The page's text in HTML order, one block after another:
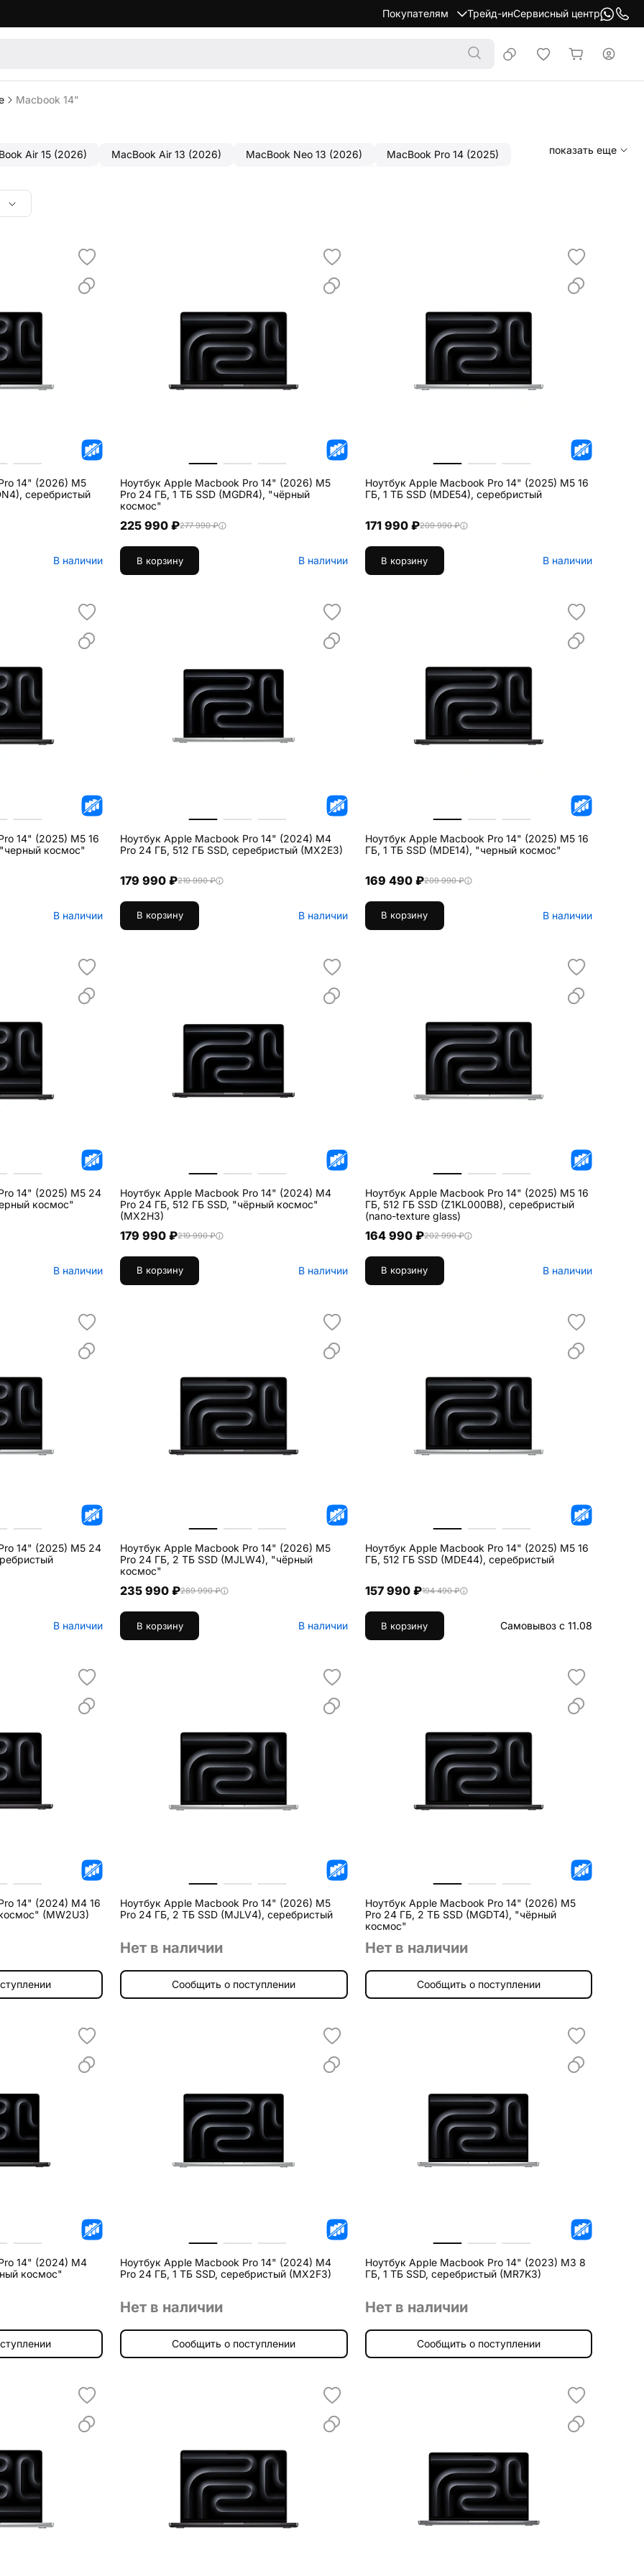
Покупателям Трейд-инСервисный центр
Macbook 14”
Air 15 (2026) MacBook Air 13 (2026) MacBook Neo 13 (2026)
MacBook Pro 14 (2025)
Air 15 (2023)
показать еще
14" (2026) M5
серебристый
В наличии
Ноутбук Apple Macbook Pro 14" (2026) M5
Pro 24 ГБ, 1 ТБ SSD (MGDR4), "чёрный
космос"
225 990 ₽277 990 ₽
В корзину В наличии
Ноутбук Apple Macbook Pro 14" (2025) M5 16
ГБ, 1 ТБ SSD (MDE54), серебристый
171 990 ₽209 990 ₽
В корзину В наличии
14" (2025) M5 16
космос"
В наличии
Ноутбук Apple Macbook Pro 14" (2024) M4
Pro 24 ГБ, 512 ГБ SSD, серебристый (MX2E3)
179 990 ₽219 990 ₽
В корзину В наличии
Ноутбук Apple Macbook Pro 14" (2025) M5 16
ГБ, 1 ТБ SSD (MDE14), "черный космос"
169 490 ₽209 990 ₽
В корзину В наличии
14" (2025) M5 24
космос"
В наличии
Ноутбук Apple Macbook Pro 14" (2024) M4
Pro 24 ГБ, 512 ГБ SSD, "чёрный космос"
(MX2H3)
179 990 ₽219 990 ₽
В корзину В наличии
Ноутбук Apple Macbook Pro 14" (2025) M5 16
ГБ, 512 ГБ SSD (Z1KL000B8), серебристый
(nano-texture glass)
164 990 ₽202 990 ₽
В корзину В наличии
14" (2025) M5 24
В наличии
Ноутбук Apple Macbook Pro 14" (2026) M5
Pro 24 ГБ, 2 ТБ SSD (MJLW4), "чёрный
космос"
235 990 ₽289 990 ₽
В корзину В наличии
Ноутбук Apple Macbook Pro 14" (2025) M5 16
ГБ, 512 ГБ SSD (MDE44), серебристый
157 990 ₽194 490 ₽
В корзину Самовывоз с 11.08
14" (2024) M4 16
(MW2U3)
Ноутбук Apple Macbook Pro 14" (2026) M5
Pro 24 ГБ, 2 ТБ SSD (MJLV4), серебристый
Нет в наличии
Сообщить о поступлении
Ноутбук Apple Macbook Pro 14" (2026) M5
Pro 24 ГБ, 2 ТБ SSD (MGDT4), "чёрный
космос"
Нет в наличии
Сообщить о поступлении
14" (2024) M4
космос"
Ноутбук Apple Macbook Pro 14" (2024) M4
Pro 24 ГБ, 1 ТБ SSD, серебристый (MX2F3)
Нет в наличии
Сообщить о поступлении
Ноутбук Apple Macbook Pro 14" (2023) M3 8
ГБ, 1 ТБ SSD, серебристый (MR7K3)
Нет в наличии
Сообщить о поступлении